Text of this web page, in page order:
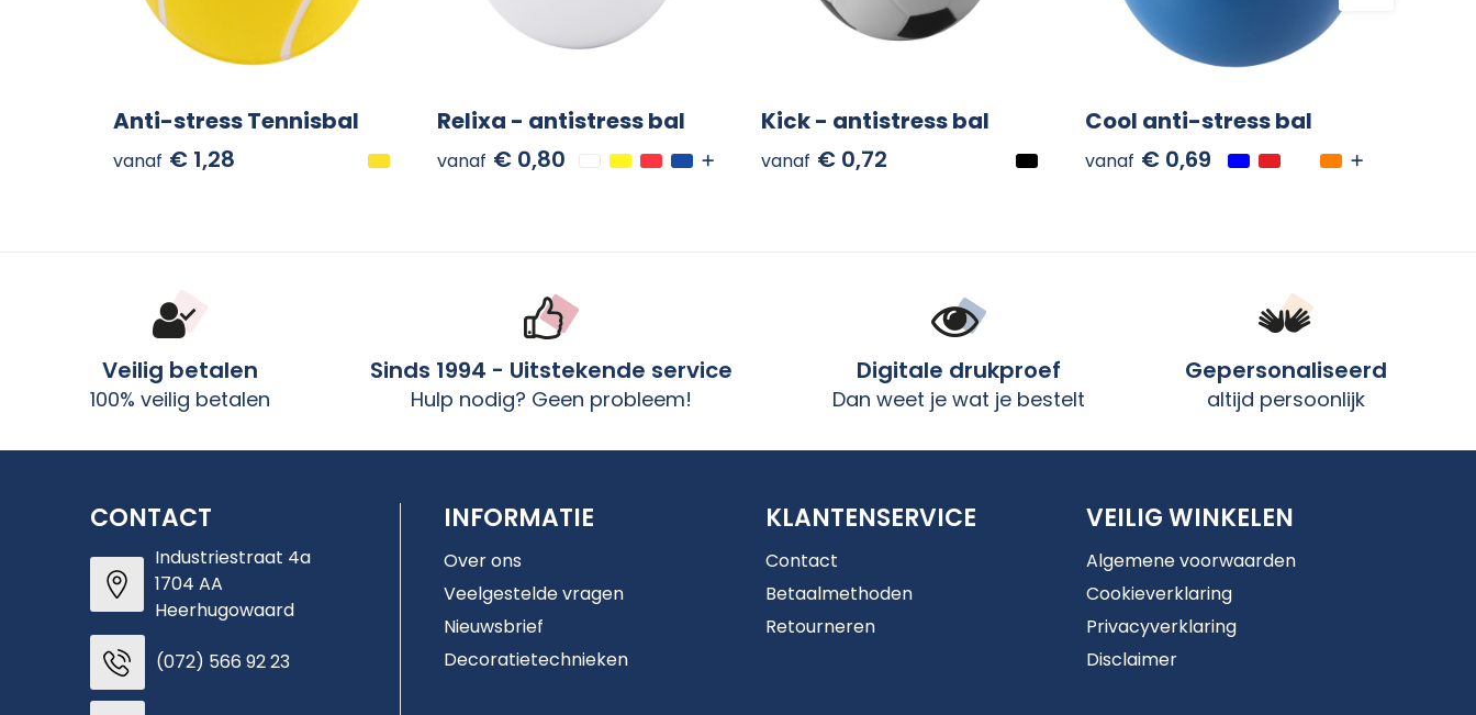
Anti-stress Tennisbal
vanaf € 1,28
Relixa - antistress bal
vanaf € 0,80
Kick - antistress bal
vanaf € 0,72
Cool anti-stress bal
vanaf € 0,69
Veilig betalen
100% veilig betalen
Sinds 1994 - Uitstekende service
Hulp nodig? Geen probleem!
Digitale drukproef
Dan weet je wat je bestelt
Gepersonaliseerd
altijd persoonlijk
CONTACT
Industriestraat 4a
1704 AA
Heerhugowaard
(072) 566 92 23
INFORMATIE
Over ons
Veelgestelde vragen
Nieuwsbrief
Decoratietechnieken
KLANTENSERVICE
Contact
Betaalmethoden
Retourneren
VEILIG WINKELEN
Algemene voorwaarden
Cookieverklaring
Privacyverklaring
Disclaimer